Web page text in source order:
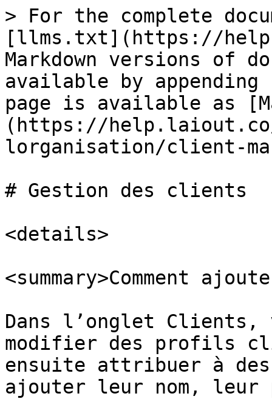
> For the complete
[llms.txt](https://
Markdown versions of
available by
page is available as
(https://help.laiout.co/
lorganisation/client-
# Gestion des clients
<details>
<summary>Comment
Dans l’onglet Clients,
modifier des profils
ensuite attribuer à
ajouter leur nom,